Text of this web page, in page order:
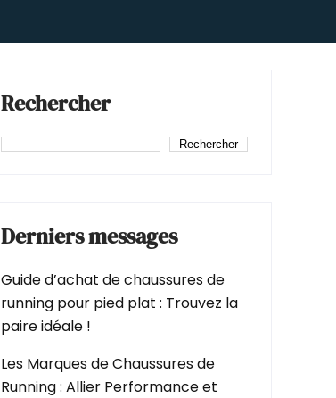
Rechercher
Rechercher
Derniers messages
Guide d’achat de chaussures de
running pour pied plat : Trouvez la
paire idéale !
Les Marques de Chaussures de
Running : Allier Performance et